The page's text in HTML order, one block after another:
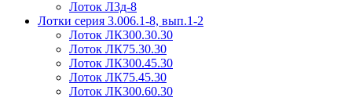
Лоток Л3д-8
Лотки серия 3.006.1-8, вып.1-2
Лоток ЛК300.30.30
Лоток ЛК75.30.30
Лоток ЛК300.45.30
Лоток ЛК75.45.30
Лоток ЛК300.60.30